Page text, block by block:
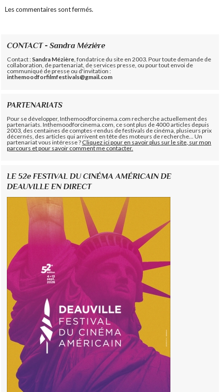
Les commentaires sont fermés.
CONTACT - Sandra Mézière
Contact : Sandra Mézière , fondatrice du site en 2003. Pour toute demande de
collaboration, de partenariat, de services presse, ou pour tout envoi de
communiqué de presse ou d'invitation :
inthemoodforfilmfestivals@gmail.com
PARTENARIATS
Pour se développer, Inthemoodforcinema.com recherche actuellement des
partenariats. Inthemoodforcinema.com, ce sont plus de 4000 articles depuis
2003, des centaines de comptes-rendus de festivals de cinéma, plusieurs prix
décernés, des articles qui arrivent en tête des moteurs de recherche... Un
partenariat vous intéresse ?Cliquez ici pour en savoir plus sur le site, sur mon
parcours et pour savoir comment me contacter.
LE 52e FESTIVAL DU CINÉMA AMÉRICAIN DE
DEAUVILLE EN DIRECT